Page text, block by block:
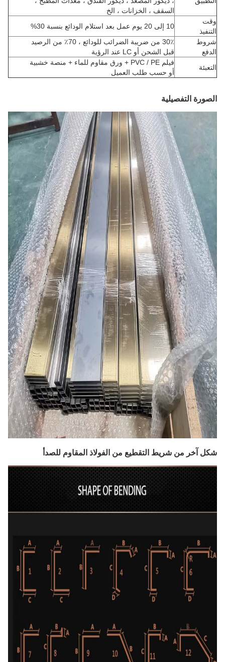
السقف ، الخزانات ، الخ
وقت
التنفيذ
10 إلى 20 يوم عمل بعد استلام الودائع بنسبة 30%
شروط
الدفع
30٪ من ضريبة الضرائب للودائع ، 70٪ من الرصيد
قبل الشحن أو LC عند الرؤية
التعبئة
فيلم PVC / PE + ورق مقاوم للماء + منصة خشبية
أو حسب طلب العميل
الصورة التفصيلية
شكل آخر من شريط التقطيع من الفولاذ المقاوم للصدأ